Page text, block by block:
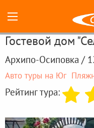
Гостевой дом
Архипо-Осиповка /
Авто туры на Юг
Рейтинг тура: